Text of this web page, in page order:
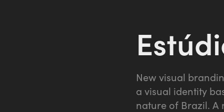
New visual
a visual identity
nature of Brazil. A